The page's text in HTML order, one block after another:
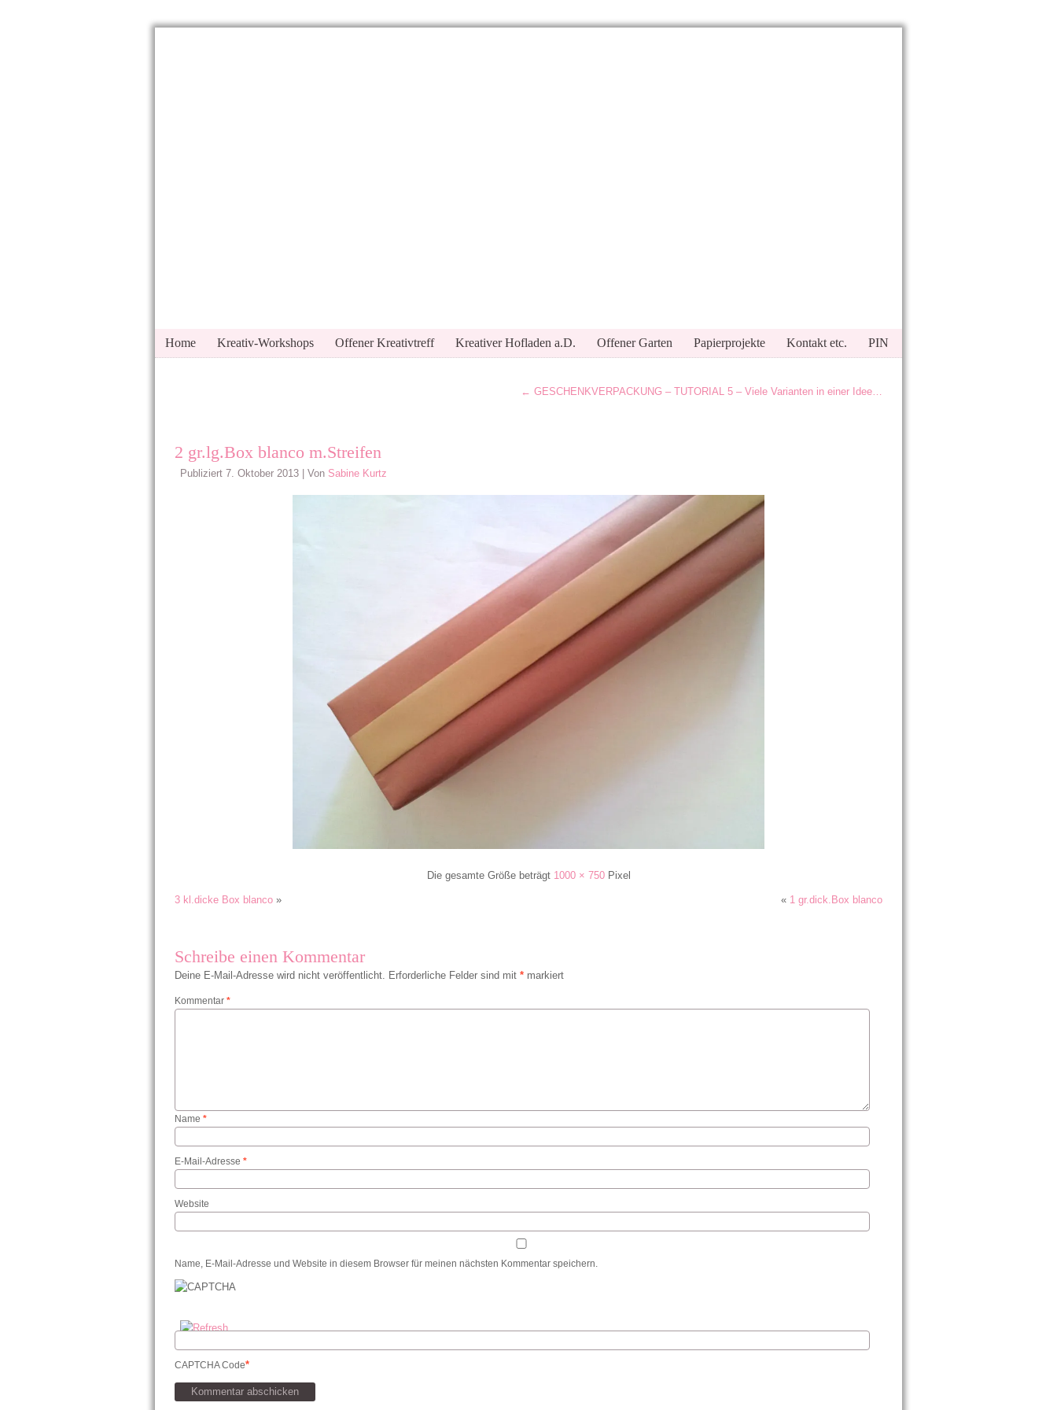
Home Kreativ-Workshops Offener Kreativtreff Kreativer Hofladen a.D. Offener Garten Papierprojekte Kontakt etc. PIN
← GESCHENKVERPACKUNG – TUTORIAL 5 – Viele Varianten in einer Idee…
2 gr.lg.Box blanco m.Streifen
Publiziert 7. Oktober 2013 Von Sabine Kurtz
Die gesamte Größe beträgt 1000 × 750Pixel
3 kl.dicke Box blanco » « 1 gr.dick.Box blanco
Schreibe einen Kommentar
Deine E-Mail-Adresse wird nicht veröffentlicht. Erforderliche Felder sind mit * markiert
Kommentar *
Name *
E-Mail-Adresse *
Website
Name, E-Mail-Adresse und Website in diesem Browser für meinen nächsten Kommentar speichern.
CAPTCHA Code*